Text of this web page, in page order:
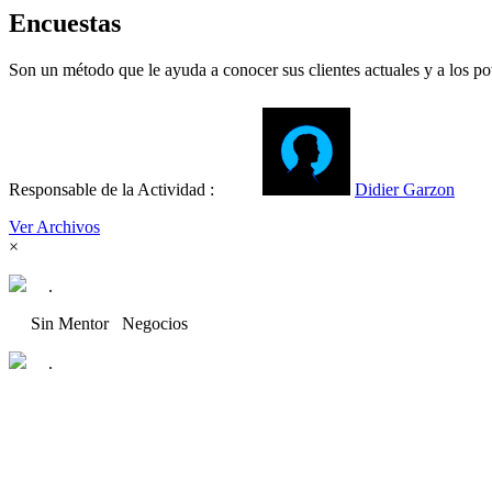
Encuestas
Son un método que le ayuda a conocer sus clientes actuales y a los
Responsable de la Actividad :
Didier Garzon
Ver Archivos
×
.
Sin Mentor Negocios
.